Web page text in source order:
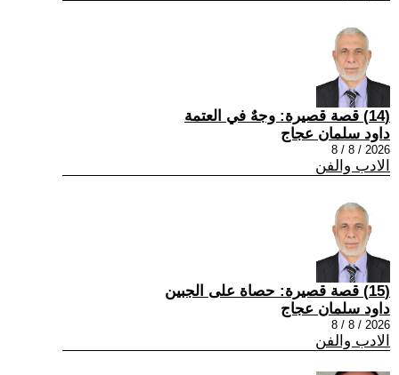
(14) قصة قصيرة: وجهٌ في العتمة
داود سلمان عجاج
2026 / 8 / 8
الادب والفن
(15) قصة قصيرة: حصاة على الجبين
داود سلمان عجاج
2026 / 8 / 8
الادب والفن